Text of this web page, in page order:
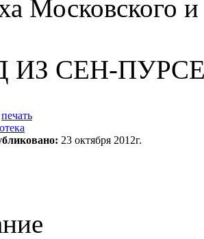
Московского
ИЗ СЕН-
печать
23 октября 2012г.